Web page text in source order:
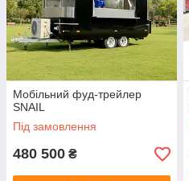
Мобільний фуд-трейлер
SNAIL
Під замовлення
480 500 ₴